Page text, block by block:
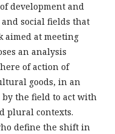
development and
social fields that
aimed at meeting
an analysis
of action of
goods, in an
the field to act with
plural contexts.
define the shift in